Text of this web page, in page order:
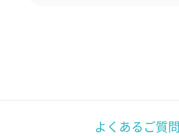
よくあるご質問